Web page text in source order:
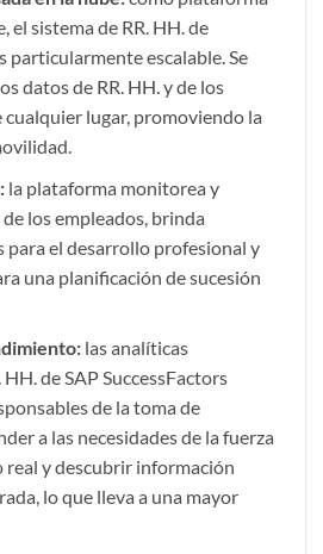
el sistema de RR. HH. de
particularmente escalable. Se
datos de RR. HH. y de los
cualquier lugar, promoviendo la
la plataforma monitorea y
los empleados, brinda
para el desarrollo profesional y
una planificación de sucesión
las analíticas
HH. de SAP SuccessFactors
de la toma de
a las necesidades de la fuerza
real y descubrir información
lo que lleva a una mayor